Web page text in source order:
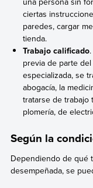
ciertas
paredes, cargar
tienda.
Trabajo calificado
previa de parte
especializada, se
abogacía, la
tratarse de trabajo
plomería, de
Según la
Dependiendo de qué
desempeñada, se